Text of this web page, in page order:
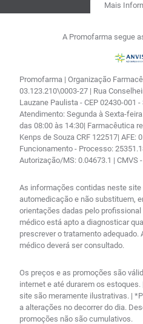
Mais
A Promofarma segue
Promofarma | Organização
03.123.210\0003-27 | Rua
Lauzane Paulista - CEP 02430-001
Atendimento: Segunda à Sexta-
das 08:00 às 14:30| Farmacêutica
Kenps de Souza CRF 122517| AFE:
Funcionamento - Processo:
Autorização/MS: 0.04673.1 | CMVS
As informações contidas neste site
automedicação e não substituem,
orientações dadas pelo
médico está apto a diagnosticar
prescrever o tratamento
médico deverá ser consultado.
Os preços e as promoções são
internet e até durarem os
site são meramente ilustrativas. |
a alterações no decorrer do dia.
promoções não são cumulativos.